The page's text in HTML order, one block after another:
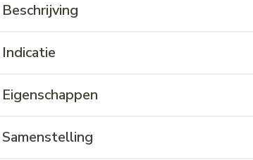
Beschrijving
Indicatie
Eigenschappen
Samenstelling